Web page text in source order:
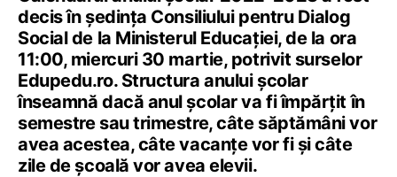
decis în ședința Consiliului pentru Dialog
Social de la Ministerul Educației, de la ora
11:00, miercuri 30 martie, potrivit surselor
Edupedu.ro. Structura anului școlar
înseamnă dacă anul școlar va fi împărțit în
semestre sau trimestre, câte săptămâni vor
avea acestea, câte vacanțe vor fi și câte
zile de școală vor avea elevii.